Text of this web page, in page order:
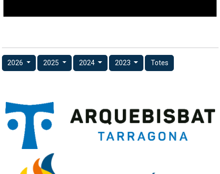
2026 2025 2024 2023 Totes